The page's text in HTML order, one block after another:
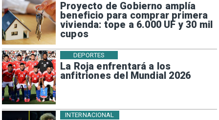
Proyecto de Gobierno amplía
beneficio para comprar primera
vivienda: tope a 6.000 UF y 30 mil
cupos
La Roja enfrentará a los
anfitriones del Mundial 2026
DEPORTES
INTERNACIONAL